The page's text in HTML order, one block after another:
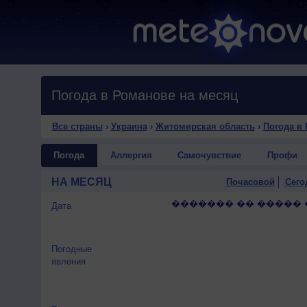
Погода в Романове на месяц
Все страны › Украина› Житомирская область › Погода в
Погода Аллергия Самочувствие Профи
НА МЕСЯЦ Почасовой
Дата
Погодные
явления
������� �� �����